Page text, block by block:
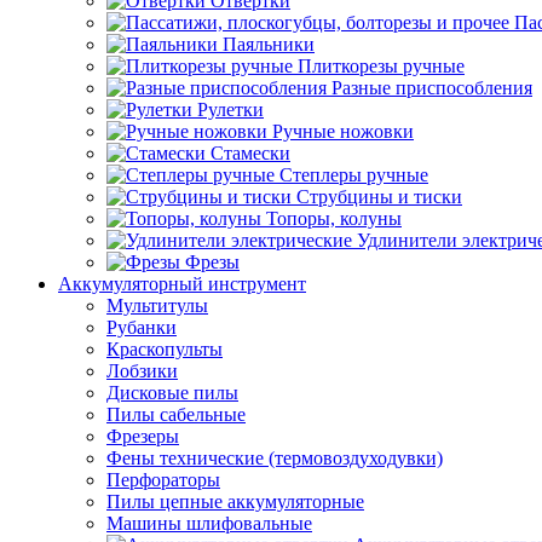
Паяльники
Плиткорезы ручные
Разные приспособления
Рулетки
Ручные ножовки
Стамески
Степлеры ручные
Струбцины и тиски
Топоры, колуны
Удлинители
Фрезы
Аккумуляторный инструмент
Мультитулы
Рубанки
Краскопульты
Лобзики
Дисковые пилы
Пилы сабельные
Фрезеры
Фены технические (термовоздуходувки)
Перфораторы
Пилы цепные аккумуляторные
Машины шлифовальные